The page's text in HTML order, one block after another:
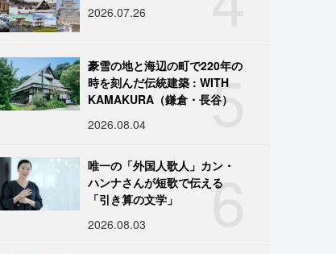
2026.07.26
5
豪雪の地と海辺の町で220年の
時を刻んだ伝統建築 : WITH
KAMAKURA（鎌倉・長谷）
2026.08.04
6
唯一の「外国人歌人」カン・
ハンナさんが短歌で伝える
「引き算の文学」
2026.08.03